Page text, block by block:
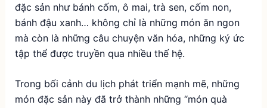
đặc sản như bánh cốm, ô mai, trà sen, cốm non,
bánh đậu xanh… không chỉ là những món ăn ngon
mà còn là những câu chuyện văn hóa, những ký ức
tập thể được truyền qua nhiều thế hệ.
Trong bối cảnh du lịch phát triển mạnh mẽ, những
món đặc sản này đã trở thành những “món quà